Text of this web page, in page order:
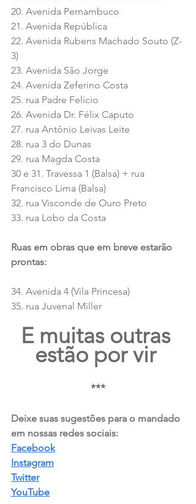
20. Avenida Pernambuco
21. Avenida República
22. Avenida Rubens Machado Souto (Z-
3)
23. Avenida São Jorge
24. Avenida Zeferino Costa
25. rua Padre Felício
26. Avenida Dr. Félix Caputo
27. rua Antônio Leivas Leite
28. rua 3 do Dunas
29. rua Magda Costa
30 e 31. Travessa 1 (Balsa) + rua
Francisco Lima (Balsa)
32. rua Visconde de Ouro Preto
33. rua Lobo da Costa
Ruas em obras que em breve estarão
prontas:
34. Avenida 4 (Vila Princesa)
35. rua Juvenal Miller
E muitas outras
estão por vir
***
Deixe suas sugestões para o mandado
em nossas redes sociais:
Facebook
Instagram
Twitter
YouTube